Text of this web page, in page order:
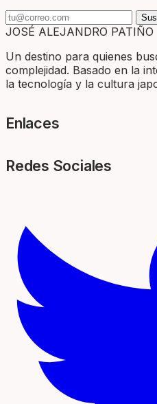
JOSÉ ALEJANDRO PATIÑO
Un destino para quienes
complejidad. Basado en la
la tecnología y la cultura
Enlaces
Redes Sociales